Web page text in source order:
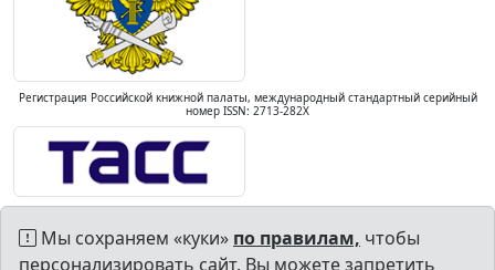
Регистрация Российской книжной палаты, международный стандартный серийный
номер ISSN: 2713-282X
Мы сохраняем «куки» по правилам, чтобы
персонализировать сайт. Вы можете запретить